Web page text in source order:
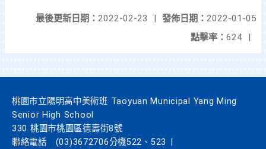
發佈日期： 2022-01-05
最後更新日期： 2022-02-23
|
點擊率： 624 |
桃園市立陽明高中美術班 Taoyuan Municipal Yang Ming
Senior High School
330 桃園市桃園區德壽街8號
聯絡電話
(03)3672706分機522、523